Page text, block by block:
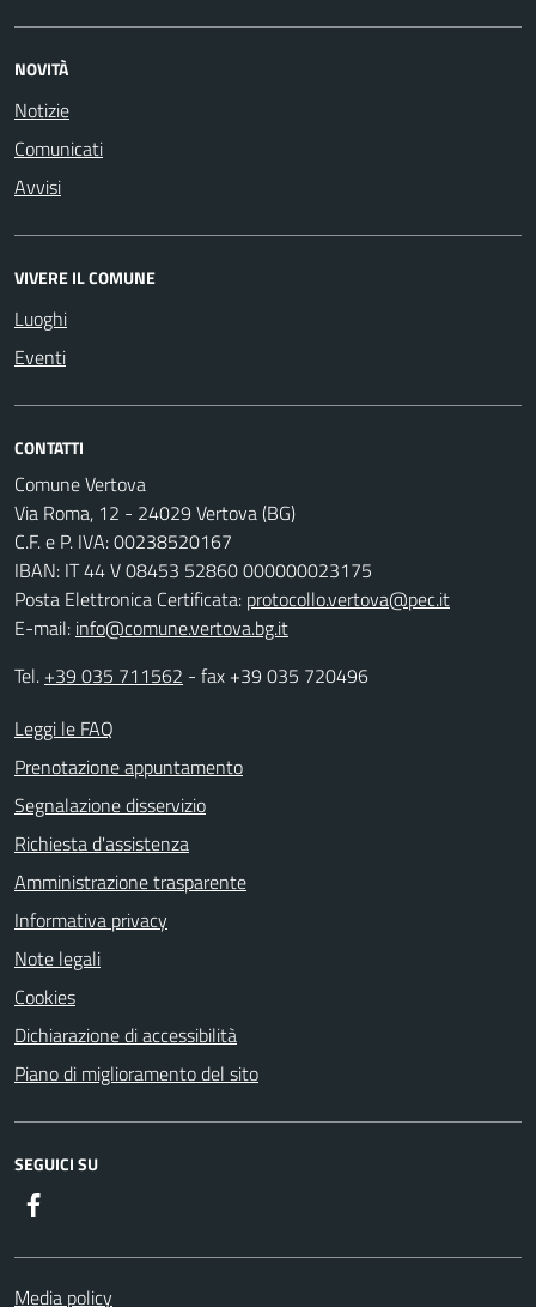
NOVITÀ
Notizie
Comunicati
Avvisi
VIVERE IL COMUNE
Luoghi
Eventi
CONTATTI
Comune Vertova
Via Roma, 12 - 24029 Vertova (BG)
C.F. e P. IVA: 00238520167
IBAN: IT 44 V 08453 52860 000000023175
Posta Elettronica Certificata: protocollo.vertova@pec.it
E-mail: info@comune.vertova.bg.it
Tel. +39 035 711562 - fax +39 035 720496
Leggi le FAQ
Prenotazione appuntamento
Segnalazione disservizio
Richiesta d'assistenza
Amministrazione trasparente
Informativa privacy
Note legali
Cookies
Dichiarazione di accessibilità
Piano di miglioramento del sito
SEGUICI SU
Media policy